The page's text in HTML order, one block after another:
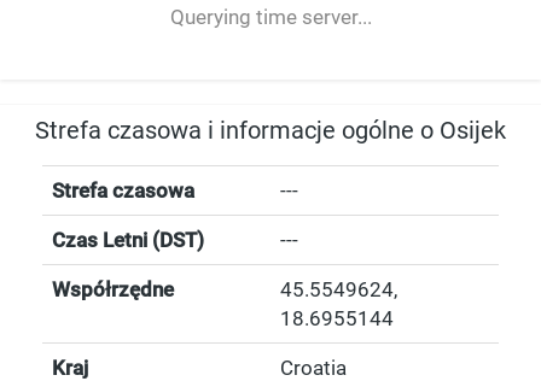
Querying time server...
-- ---- ----
Strefa czasowa i informacje ogólne o Osijek
Strefa czasowa ---
Czas Letni (DST) ---
Współrzędne 45.5549624,
18.6955144
Kraj Croatia